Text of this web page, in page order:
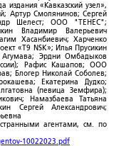
«Кавказский узел»,
Артур Смолянинов; Сергей
Шелест; ООО "ТЕНЕС";
Владимир Валерьевич
Хасанбиевич; Харченко
«T9 NSK»; Илья Прусикин
Эрдни Омбадыков
Рафис Кашапов; ООО
Блогер Николай Соболев;
Екатерина Дудко;
(певица Земфира);
Намазбаева Татьяна
Сергей Александрович;
агентами, см. по
10022023.pdf